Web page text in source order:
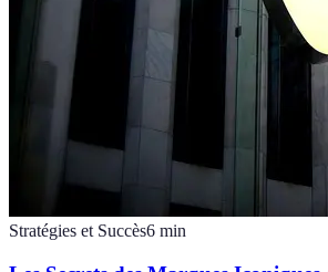
Stratégies et Succès6 min